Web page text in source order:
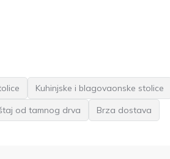
Kuhinjske i blagovaonske stolice
od tamnog drva Brza dostava